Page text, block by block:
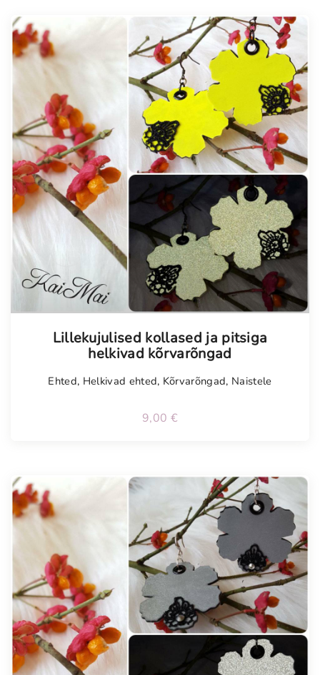
Lillekujulised kollased ja pitsiga
helkivad kõrvarõngad
Ehted, Helkivad ehted, Kõrvarõngad, Naistele
9,00 €